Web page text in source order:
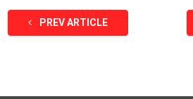
PREV ARTICLE